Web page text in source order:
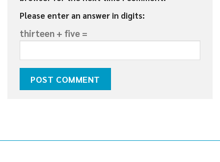
Please enter an answer in digits:
thirteen + five =